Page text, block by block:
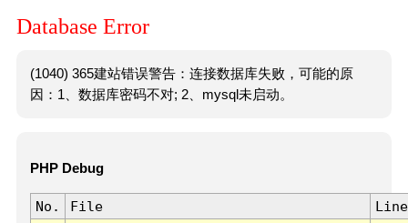
Database Error
(1040) 365建站错误警告：连接数据库失败，可能的原
因：1、数据库密码不对; 2、mysql未启动。
PHP Debug
No. File
Line